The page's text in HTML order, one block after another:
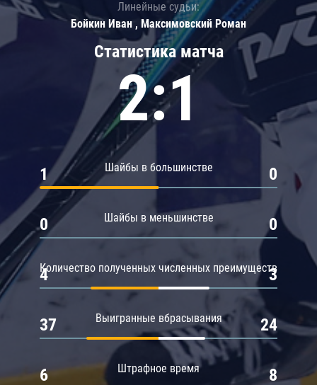
Статистика матча
2:1
Шайбы в большинстве
1 0
Шайбы в меньшинстве
0 0
Количество полученных численных преимуществ
4 3
Выигранные вбрасывания
37 24
Штрафное время
6 8
Линейные судьи:
Бойкин Иван , Максимовский Роман